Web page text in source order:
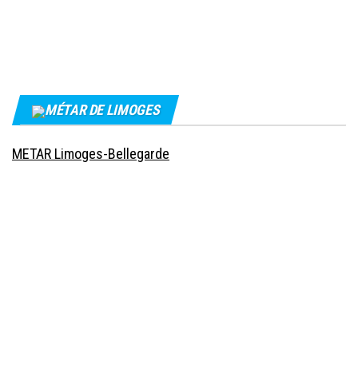
MÉTAR DE LIMOGES
METAR Limoges-Bellegarde